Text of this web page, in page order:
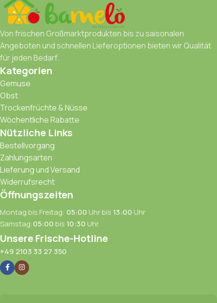
Von frischen Großmarktprodukten bis zu saisonalen
Angeboten und schnellen Lieferoptionen bieten wir Qualität
für jeden Bedarf.
Kategorien
Gemuse
Obst
Trockenfrüchte & Nüsse
Wöchentliche Rabatte
Nützliche Links
Bestellvorgang
Zahlungsarten
Lieferung und Versand
Widerrufsrecht
Öffnungszeiten
Montag bis Freitag: 05:00 Uhr bis 13:00 Uhr
Samstag:05:00bis 10:30 Uhr
Unsere Frische-Hotline
+49 2103 33 27 350